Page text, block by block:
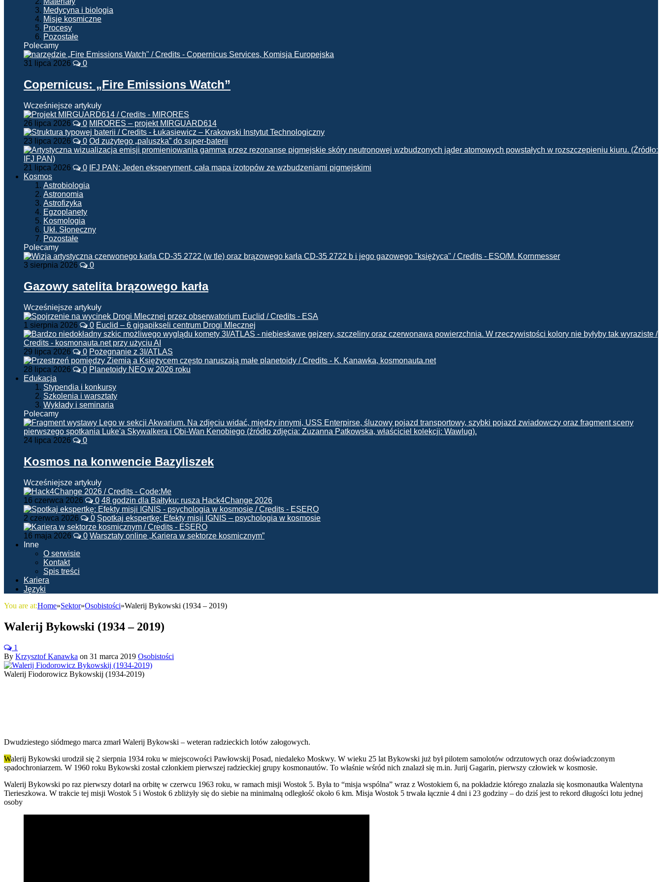
Medycyna i biologia
Misje kosmiczne
Procesy
Pozostałe
Polecamy
31 lipca 2026 0
Copernicus: „Fire Emissions Watch”
Wcześniejsze artykuły
26 lipca 2026 0 MIRORES – projekt MIRGUARD614
23 lipca 2026 0 Od zużytego „paluszka” do super-baterii
21 lipca 2026 0 IFJ PAN: Jeden eksperyment, cała mapa izotopów ze wzbudzeniami pigmejskimi
Kosmos
Astrobiologia
Astronomia
Astrofizyka
Egzoplanety
Kosmologia
Ukł. Słoneczny
Pozostałe
Polecamy
3 sierpnia 2026 0
Gazowy satelita brązowego karła
Wcześniejsze artykuły
1 sierpnia 2026 0 Euclid – 6 gigapikseli centrum Drogi Mlecznej
29 lipca 2026 0 Pożegnanie z 3I/ATLAS
28 lipca 2026 0 Planetoidy NEO w 2026 roku
Edukacja
Stypendia i konkursy
Szkolenia i warsztaty
Wykłady i seminaria
Polecamy
24 lipca 2026 0
Kosmos na konwencie Bazyliszek
Wcześniejsze artykuły
16 czerwca 2026 0 48 godzin dla Bałtyku: rusza Hack4Change 2026
2 czerwca 2026 0 Spotkaj ekspertkę: Efekty misji IGNIS – psychologia w kosmosie
16 maja 2026 0 Warsztaty online „Kariera w sektorze kosmicznym”
Inne
O serwisie
Kontakt
Spis treści
Kariera
Języki
You are at:Home»Sektor»Osobistości»Walerij Bykowski (1934 – 2019)
Walerij Bykowski (1934 – 2019)
1
By Krzysztof Kanawka on 31 marca 2019 Osobistości
Walerij Fiodorowicz Bykowskij (1934-2019)
Dwudziestego siódmego marca zmarł Walerij Bykowski – weteran radzieckich lotów załogowych.
Walerij Bykowski urodził się 2 sierpnia 1934 roku w miejscowości Pawłowskij Posad, niedaleko Moskwy. W wieku 25 lat Bykowski już był pilotem samolotów odrzutowych oraz doświadczonym
spadochroniarzem. W 1960 roku Bykowski został członkiem pierwszej radzieckiej grupy kosmonautów. To właśnie wśród nich znalazł się m.in. Jurij Gagarin, pierwszy człowiek w kosmosie.
Walerij Bykowski po raz pierwszy dotarł na orbitę w czerwcu 1963 roku, w ramach misji Wostok 5. Była to “misja wspólna” wraz z Wostokiem 6, na pokładzie którego znalazła się kosmonautka Walentyna
Tierieszkowa. W trakcie tej misji Wostok 5 i Wostok 6 zbliżyły się do siebie na minimalną odległość około 6 km. Misja Wostok 5 trwała łącznie 4 dni i 23 godziny – do dziś jest to rekord długości lotu jednej
osoby